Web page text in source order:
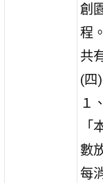
創
程
共
(四
１
數
每